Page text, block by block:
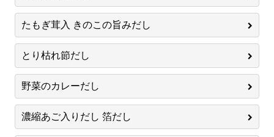
たもぎ茸入 きのこの旨みだし
とり枯れ節だし
野菜のカレーだし
濃縮あご入りだし 箔だし